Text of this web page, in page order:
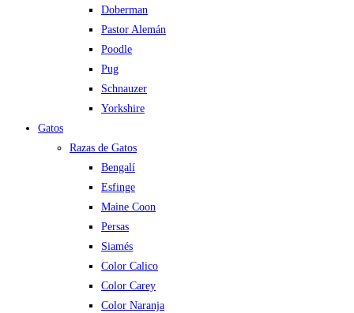
Doberman
Pastor Alemán
Poodle
Pug
Schnauzer
Yorkshire
Gatos
Razas de Gatos
Bengalí
Esfinge
Maine Coon
Persas
Siamés
Color Calico
Color Carey
Color Naranja